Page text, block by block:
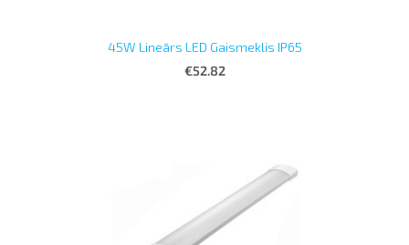
45W Lineārs LED Gaismeklis IP65
€52.82